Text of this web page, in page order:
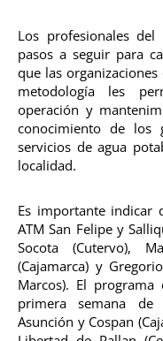
Los profesionales
pasos a seguir para
que las
metodología les
operación y
conocimiento de los
servicios de agua
localidad.
Es importante indicar
ATM San Felipe y
Socota (Cutervo),
(Cajamarca) y
Marcos). El
primera semana
Asunción y Cospan